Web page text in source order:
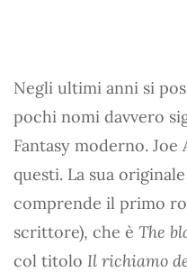
Negli ultimi anni si
pochi nomi davvero
Fantasy moderno.
questi. La sua
comprende il primo
scrittore), che è The
col titolo Il richiamo